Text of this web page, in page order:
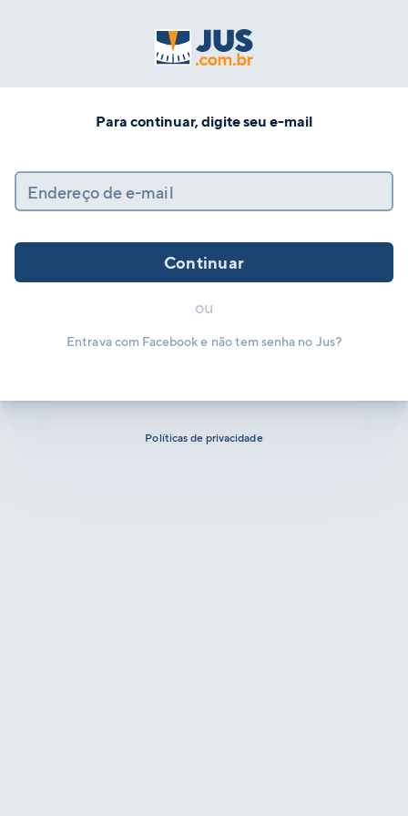
Para continuar, digite seu e-mail
Endereço de e-mail
Continuar
ou
Entrava com Facebook e não tem senha no Jus?
Políticas de privacidade